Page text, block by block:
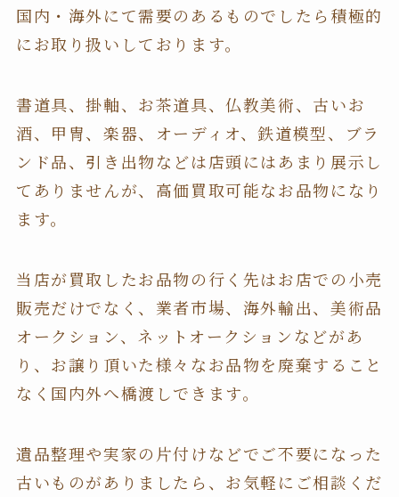
国内・海外にて需要のあるものでしたら積極的
にお取り扱いしております。
書道具、掛軸、お茶道具、仏教美術、古いお
酒、甲冑、楽器、オーディオ、鉄道模型、ブラ
ンド品、引き出物などは店頭にはあまり展示し
てありませんが、高価買取可能なお品物になり
ます。
当店が買取したお品物の行く先はお店での小売
販売だけでなく、業者市場、海外輸出、美術品
オークション、ネットオークションなどがあ
り、お譲り頂いた様々なお品物を廃棄すること
なく国内外へ橋渡しできます。
遺品整理や実家の片付けなどでご不要になった
古いものがありましたら、お気軽にご相談くだ